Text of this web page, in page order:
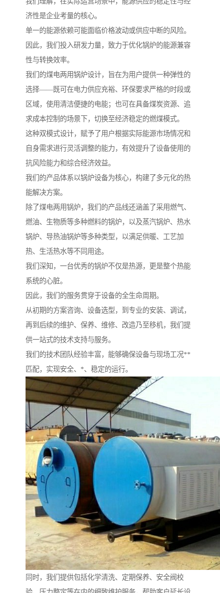
济性是企业考量的核心。
单一的能源依赖可能面临价格波动或供应中断的风险。
因此，我们投入研发力量，致力于优化锅炉的能源兼容
性与转换效率。
我们的煤电两用锅炉设计，旨在为用户提供一种弹性的
选择——既可在电力供应充裕、环保要求严格的时段或
区域，使用清洁便捷的电能；也可在具备煤炭资源、追
求成本控制的场景下，切换至经济稳定的燃煤模式。
这种双模式设计，赋予了用户根据实际能源市场情况和
自身需求进行灵活调整的能力，有效提升了设备使用的
抗风险能力和综合经济效益。
我们的产品体系以锅炉设备为核心，构建了多元化的热
能解决方案。
除了煤电两用锅炉，我们的产品线还涵盖了采用燃气、
燃油、生物质等多种燃料的锅炉，以及蒸汽锅炉、热水
锅炉、导热油锅炉等多种类型，以满足供暖、工艺加
热、生活热水等不同用途。
我们深知，一台优秀的锅炉不仅是热源，更是整个热能
系统的心脏。
因此，我们的服务贯穿于设备的全生命周期。
从初期的方案咨询、设备选型，到专业的安装、调试，
再到后续的维护、保养、维修、改造乃至移机，我们提
供一站式的技术支持与服务。
我们的技术团队经验丰富，能够确保设备与现场工况**
匹配，实现安全、*、稳定的运行。
同时，我们提供包括化学清洗、定期保养、安全阀校